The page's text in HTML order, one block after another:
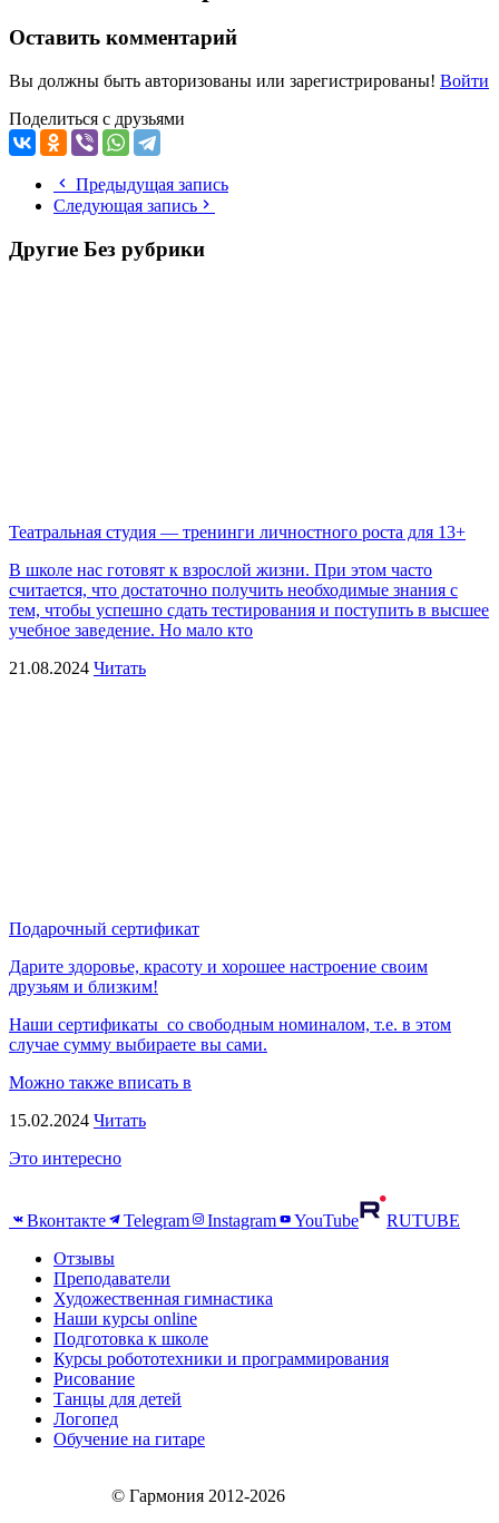
Оставить комментарий
Вы должны быть авторизованы или зарегистрированы! Войти
Поделиться с друзьями
Предыдущая запись
Следующая запись
Другие Без рубрики
Театральная студия — тренинги личностного роста для 13+
В школе нас готовят к взрослой жизни. При этом часто
считается, что достаточно получить необходимые знания с
тем, чтобы успешно сдать тестирования и поступить в высшее
учебное заведение. Но мало кто
21.08.2024 Читать
Подарочный сертификат
Дарите здоровье, красоту и хорошее настроение своим
друзьям и близким!
Наши сертификаты со свободным номиналом, т.е. в этом
случае сумму выбираете вы сами.
Можно также вписать в
15.02.2024 Читать
Это интересно
Вконтакте Telegram Instagram YouTube
RUTUBE
Отзывы
Преподаватели
Художественная гимнастика
Наши курсы online
Подготовка к школе
Курсы робототехники и программирования
Рисование
Танцы для детей
Логопед
Обучение на гитаре
© Гармония 2012-2026